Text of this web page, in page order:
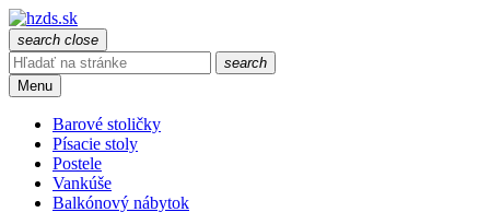
search close
search
Menu
Barové stoličky
Písacie stoly
Postele
Vankúše
Balkónový nábytok